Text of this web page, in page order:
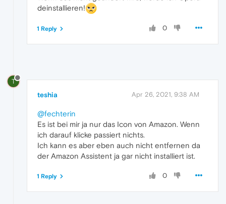
deinstallieren!
0
1 Reply
T
teshia Apr 26, 2021, 9:38 AM
@fechterin
Es ist bei mir ja nur das Icon von Amazon. Wenn
ich darauf klicke passiert nichts.
Ich kann es aber eben auch nicht entfernen da
der Amazon Assistent ja gar nicht installiert ist.
0
1 Reply